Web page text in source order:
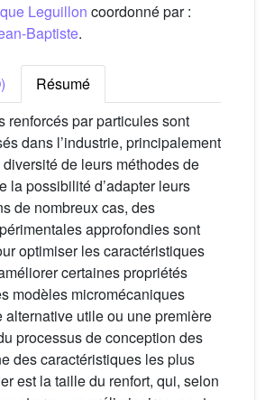
Leguillon coordonné par :
Baptiste.
Résumé
renforcés par particules sont
dans l’industrie, principalement
de leurs méthodes de
la possibilité d’adapter leurs
de nombreux cas, des
approfondies sont
optimiser les caractéristiques
certaines propriétés
modèles micromécaniques
alternative utile ou une première
processus de conception des
des caractéristiques les plus
est la taille du renfort, qui, selon